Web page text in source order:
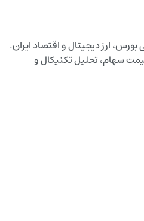
ارز دیجیتال و اقتصاد ایران.
سهام، تحلیل تکنیکال و